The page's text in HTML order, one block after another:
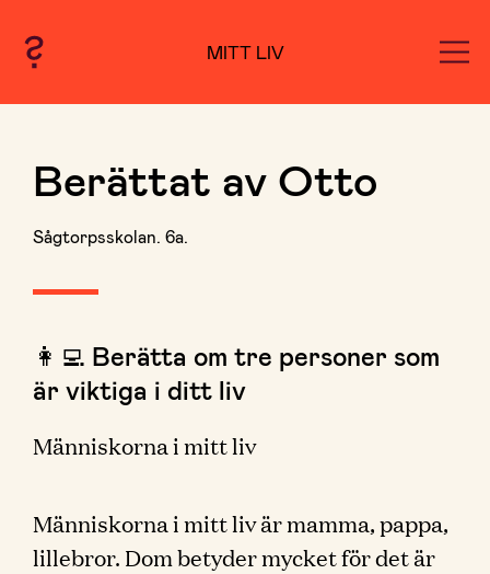
MITT LIV
Berättat av Otto
Sågtorpsskolan. 6a.
👩‍💻 Berätta om tre personer som
är viktiga i ditt liv
Människorna i mitt liv
Människorna i mitt liv är mamma, pappa,
lillebror. Dom betyder mycket för det är